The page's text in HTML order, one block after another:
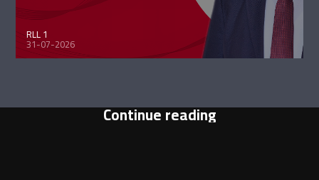
RLL 1
31-07-2026
Continue reading